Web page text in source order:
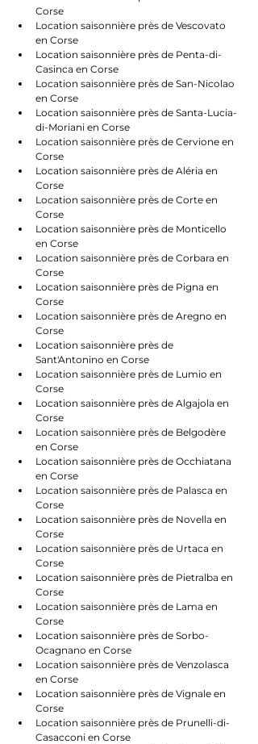
Corse
Location saisonnière près de Vescovato
en Corse
Location saisonnière près de Penta-di-
Casinca en Corse
Location saisonnière près de San-Nicolao
en Corse
Location saisonnière près de Santa-Lucia-
di-Moriani en Corse
Location saisonnière près de Cervione en
Corse
Location saisonnière près de Aléria en
Corse
Location saisonnière près de Corte en
Corse
Location saisonnière près de Monticello
en Corse
Location saisonnière près de Corbara en
Corse
Location saisonnière près de Pigna en
Corse
Location saisonnière près de Aregno en
Corse
Location saisonnière près de
Sant'Antonino en Corse
Location saisonnière près de Lumio en
Corse
Location saisonnière près de Algajola en
Corse
Location saisonnière près de Belgodère
en Corse
Location saisonnière près de Occhiatana
en Corse
Location saisonnière près de Palasca en
Corse
Location saisonnière près de Novella en
Corse
Location saisonnière près de Urtaca en
Corse
Location saisonnière près de Pietralba en
Corse
Location saisonnière près de Lama en
Corse
Location saisonnière près de Sorbo-
Ocagnano en Corse
Location saisonnière près de Venzolasca
en Corse
Location saisonnière près de Vignale en
Corse
Location saisonnière près de Prunelli-di-
Casacconi en Corse